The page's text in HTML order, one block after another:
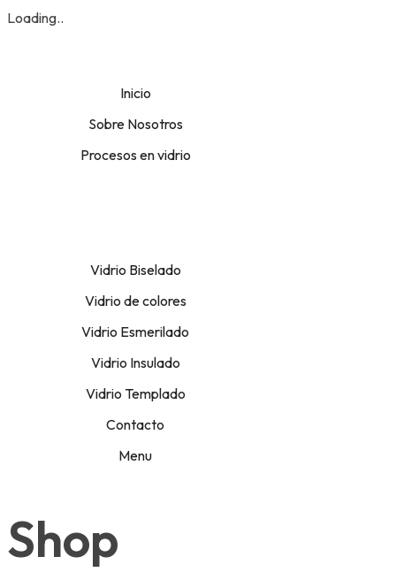
Loading..
Inicio
Sobre Nosotros
Procesos en vidrio
Vidrio Biselado
Vidrio de colores
Vidrio Esmerilado
Vidrio Insulado
Vidrio Templado
Contacto
Menu
Shop